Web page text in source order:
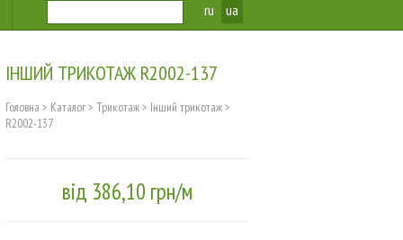
ru ua
ІНШИЙ ТРИКОТАЖ R2002-137
Головна > Каталог> Трикотаж> Інший трикотаж>
R2002-137
від 386,10 грн/м